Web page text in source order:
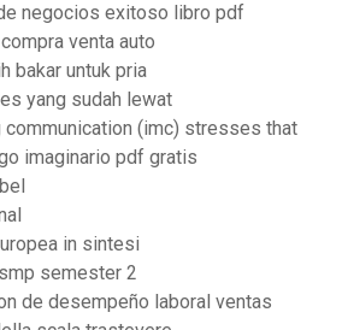
negocios exitoso libro pdf
venta auto
bakar untuk pria
yang sudah lewat
communication (imc) stresses that
imaginario pdf gratis
in sintesi
semester 2
de desempeño laboral ventas